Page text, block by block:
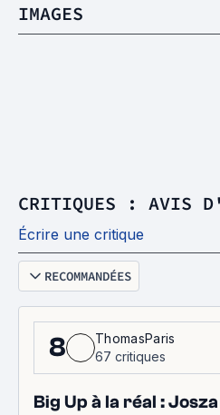
IMAGES
CRITIQUES : AVIS
Écrire une critique
RECOMMANDÉES
8
ThomasParis
67 critiques
Big Up à la réal :